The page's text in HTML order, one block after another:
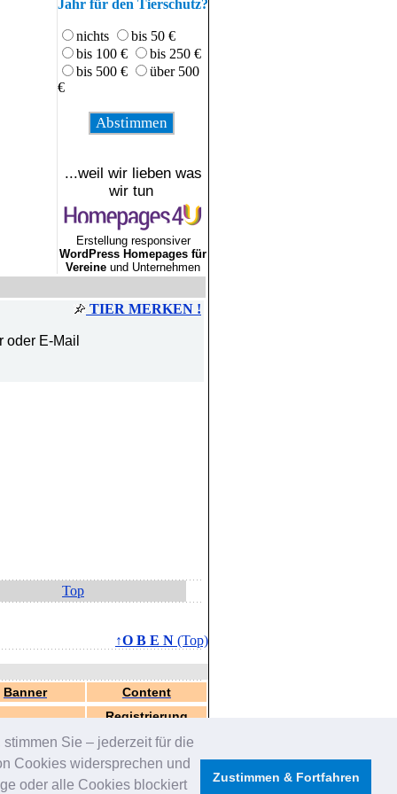
Sie – jederzeit für die
Cookies widersprechen und
oder alle Cookies blockiert
Zustimmen & Fortfahren
Jahr für den Tierschutz?
nichts
bis 50 €
bis 100 €
bis 250 €
bis 500 €
über 500
€
...weil wir lieben was
wir tun
Erstellung responsiver
WordPress Homepages für
Vereine und Unternehmen
TIER MERKEN !
E-Mail
Top
↑O B E N (Top)
Banner
Content
Registrierung